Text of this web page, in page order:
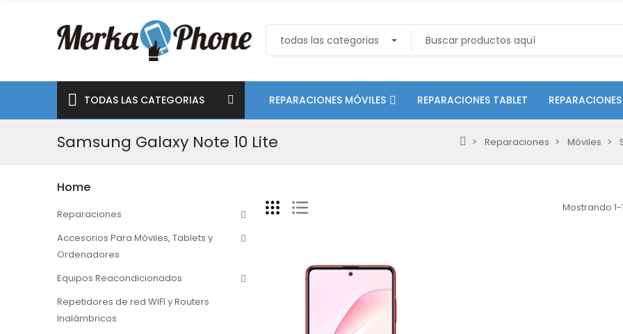
TODAS LAS CATEGORIAS REPARACIONES MÓVILES REPARACIONES TABLET
Samsung Galaxy Note 10 Lite Reparaciones Móviles
Home
Reparaciones
Accesorios Para Móviles, Tablets y
Ordenadores
Equipos Reacondicionados
Repetidores de red WIFI y Routers
Inalámbricos
Mostrando